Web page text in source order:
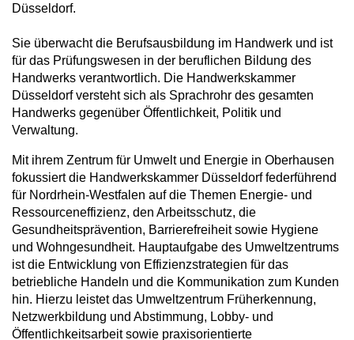
Düsseldorf.
Sie überwacht die Berufsausbildung im Handwerk und ist
für das Prüfungswesen in der beruflichen Bildung des
Handwerks verantwortlich. Die Handwerkskammer
Düsseldorf versteht sich als Sprachrohr des gesamten
Handwerks gegenüber Öffentlichkeit, Politik und
Verwaltung.
Mit ihrem Zentrum für Umwelt und Energie in Oberhausen
fokussiert die Handwerkskammer Düsseldorf federführend
für Nordrhein-Westfalen auf die Themen Energie- und
Ressourceneffizienz, den Arbeitsschutz, die
Gesundheitsprävention, Barrierefreiheit sowie Hygiene
und Wohngesundheit. Hauptaufgabe des Umweltzentrums
ist die Entwicklung von Effizienzstrategien für das
betriebliche Handeln und die Kommunikation zum Kunden
hin. Hierzu leistet das Umweltzentrum Früherkennung,
Netzwerkbildung und Abstimmung, Lobby- und
Öffentlichkeitsarbeit sowie praxisorientierte